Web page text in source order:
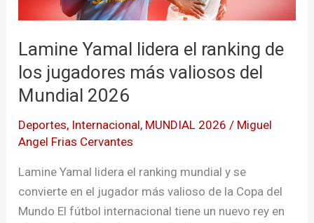
Lamine Yamal lidera el ranking de
los jugadores más valiosos del
Mundial 2026
Deportes, Internacional, MUNDIAL 2026 / Miguel
Angel Frias Cervantes
Lamine Yamal lidera el ranking mundial y se
convierte en el jugador más valioso de la Copa del
Mundo El fútbol internacional tiene un nuevo rey en
jugadores
valiosos
del
Mundial